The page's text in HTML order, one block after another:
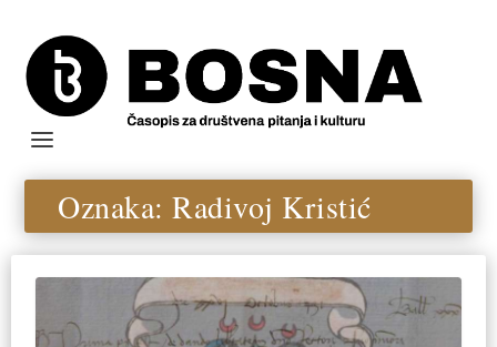
Oznaka:Radivoj Kristić